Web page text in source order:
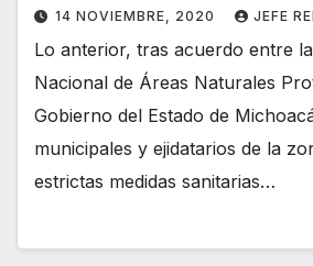
14 NOVIEMBRE, 2020 JEFE
Lo anterior, tras acuerdo entre
Nacional de Áreas Naturales
Gobierno del Estado de
municipales y ejidatarios de la
estrictas medidas sanitarias…